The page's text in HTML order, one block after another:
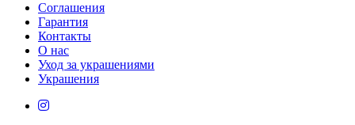
Соглашения
Гарантия
Контакты
О нас
Уход за украшениями
Украшения